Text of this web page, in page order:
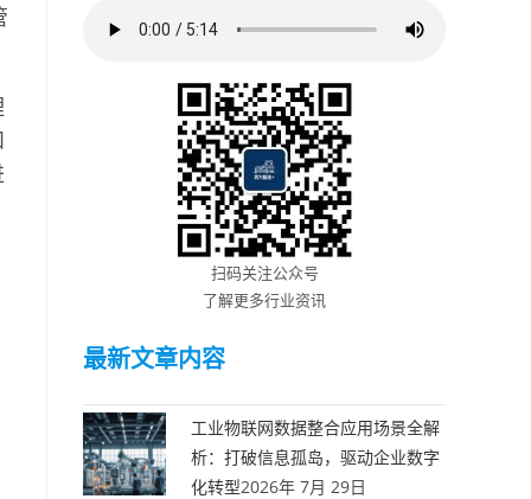
扫码关注公众号
了解更多行业资讯
最新文章内容
工业物联网数据整合应用场景全解
析：打破信息孤岛，驱动企业数字
化转型2026年 7月 29日